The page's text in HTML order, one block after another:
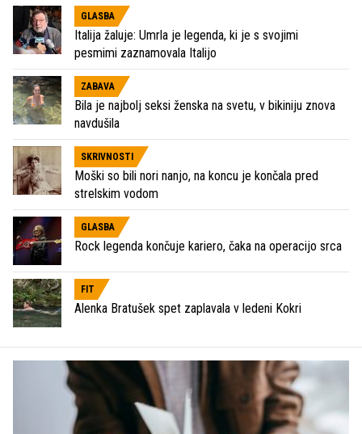
GLASBA
Italija žaluje: Umrla je legenda, ki je s svojimi
pesmimi zaznamovala Italijo
ZABAVA
Bila je najbolj seksi ženska na svetu, v bikiniju znova
navdušila
SKRIVNOSTI
Moški so bili nori nanjo, na koncu je končala pred
strelskim vodom
GLASBA
Rock legenda končuje kariero, čaka na operacijo srca
FIT
Alenka Bratušek spet zaplavala v ledeni Kokri